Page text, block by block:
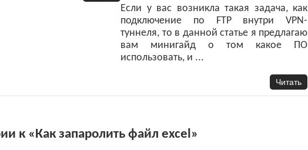
Если у вас возникла такая задача, как
подключение по FTP внутри VPN-
туннеля, то в данной статье я предлагаю
вам минигайд о том какое ПО
использовать, и ...
Читать
к «Как запаролить файл excel»